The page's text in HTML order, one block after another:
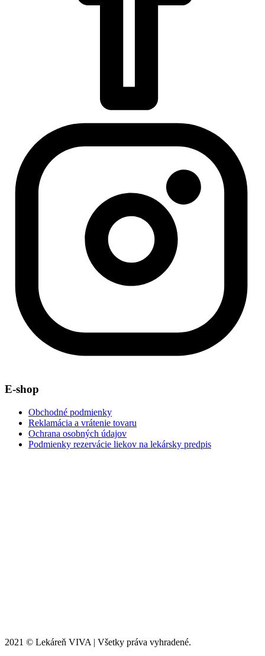
E-shop
Obchodné podmienky
Reklamácia a vrátenie tovaru
Ochrana osobných údajov
Podmienky rezervácie liekov na lekársky predpis
2021 © Lekáreň VIVA | Všetky práva vyhradené.